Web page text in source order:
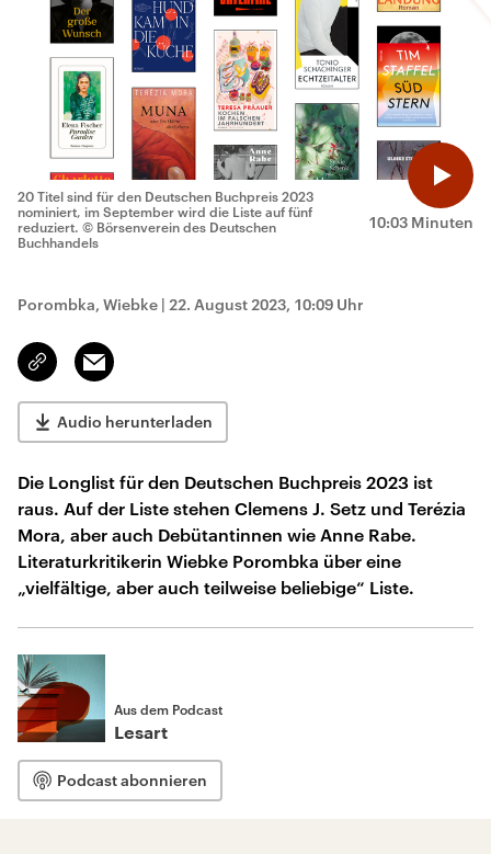
10:03 Minuten
20 Titel sind für den Deutschen Buchpreis 2023
nominiert, im September wird die Liste auf fünf
reduziert. © Börsenverein des Deutschen
Buchhandels
Porombka, Wiebke | 22. August 2023, 10:09 Uhr
Link
kopieren/teilen
Email
Audio herunterladen
Die Longlist für den Deutschen Buchpreis 2023 ist
raus. Auf der Liste stehen Clemens J. Setz und Terézia
Mora, aber auch Debütantinnen wie Anne Rabe.
Literaturkritikerin Wiebke Porombka über eine
„vielfältige, aber auch teilweise beliebige“ Liste.
Aus dem Podcast
Lesart
Podcast abonnieren